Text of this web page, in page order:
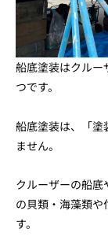
船底塗装はクルー
つです。
船底塗装は、「塗
ません。
クルーザーの船
の貝類・海藻類
す。